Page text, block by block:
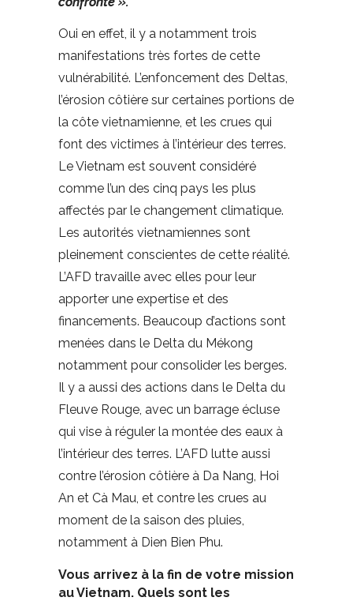
Oui en effet, il y a notamment trois
manifestations très fortes de cette
vulnérabilité. L’enfoncement des Deltas,
l’érosion côtière sur certaines portions de
la côte vietnamienne, et les crues qui
font des victimes à l’intérieur des terres.
Le Vietnam est souvent considéré
comme l’un des cinq pays les plus
affectés par le changement climatique.
Les autorités vietnamiennes sont
pleinement conscientes de cette réalité.
L’AFD travaille avec elles pour leur
apporter une expertise et des
financements. Beaucoup d’actions sont
menées dans le Delta du Mékong
notamment pour consolider les berges.
Il y a aussi des actions dans le Delta du
Fleuve Rouge, avec un barrage écluse
qui vise à réguler la montée des eaux à
l’intérieur des terres. L’AFD lutte aussi
contre l’érosion côtière à Da Nang, Hoi
An et Cà Mau, et contre les crues au
moment de la saison des pluies,
notamment à Dien Bien Phu.
Vous arrivez à la fin de votre mission
au Vietnam. Quels sont les